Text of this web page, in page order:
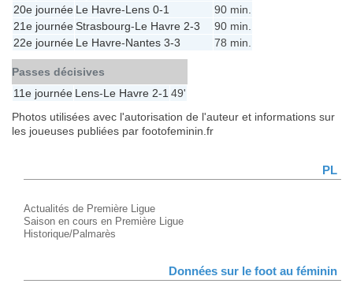
20e journée Le Havre-Lens 0-1
90 min.
21e journéeStrasbourg-Le Havre 2-3
90 min.
22e journée Le Havre-Nantes 3-3 78 min.
Passes décisives
11e journée Lens-Le Havre 2-1 49'
Photos utilisées avec l'autorisation de l'auteur et informations sur
les joueuses publiées par footofeminin.fr
PL
Actualités de Première Ligue
Saison en cours en Première Ligue
Historique/Palmarès
Données sur le foot au féminin